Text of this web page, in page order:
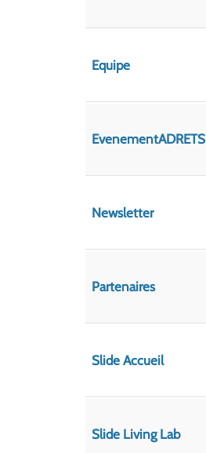
Equipe
EvenementADRETS
Newsletter
Partenaires
Slide Accueil
Slide Living Lab